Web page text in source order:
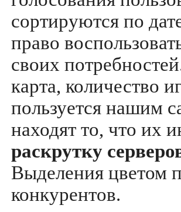
сортируются по
право
своих
карта, количество
пользуется нашим
находят то, что их
раскрутку
Выделения цветом
конкурентов.